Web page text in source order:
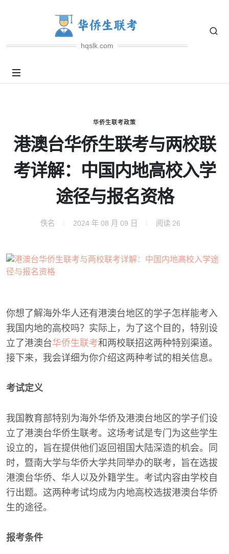
hqslk.com
华侨生联考政策
港澳台华侨生联考与两校联
考详解：中国内地高校入学
途径与报名资格
佚名 2024 年 08 月 09 日 阅读 26
你想了解海外华人还有港澳台地区的学子怎样能考入
我国内地的高校吗？实际上，为了这个目的，特别设
立了港澳台华侨生联考和两校联招这两种特别渠道。
接下来，我会详细为你介绍这两种考试的相关信息。
考试定义
我国教育部特别为海外华侨及港澳台地区的学子们设
立了港澳台华侨生联考。这场考试是专门为这些学生
设立的，旨在提供他们返回祖国大陆深造的机会。同
时，暨南大学与华侨大学共同举办的联考，旨在选拔
港澳台华侨、华人以及外籍学生。考试内容由学校自
行出题。这两种考试均成为内地高校选拔港澳台华侨
生的途径。
报考条件